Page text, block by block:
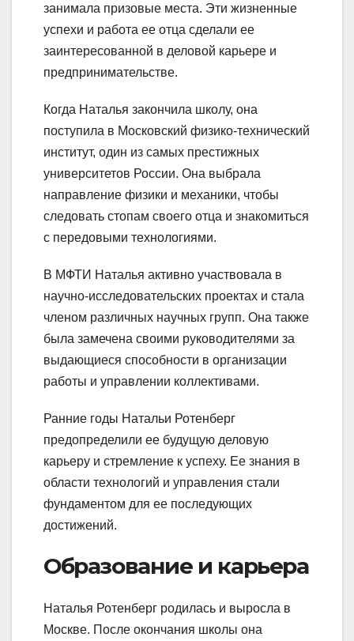
занимала призовые места. Эти жизненные
успехи и работа ее отца сделали ее
заинтересованной в деловой карьере и
предпринимательстве.
Когда Наталья закончила школу, она
поступила в Московский физико-технический
институт, один из самых престижных
университетов России. Она выбрала
направление физики и механики, чтобы
следовать стопам своего отца и знакомиться
с передовыми технологиями.
В МФТИ Наталья активно участвовала в
научно-исследовательских проектах и стала
членом различных научных групп. Она также
была замечена своими руководителями за
выдающиеся способности в организации
работы и управлении коллективами.
Ранние годы Натальи Ротенберг
предопределили ее будущую деловую
карьеру и стремление к успеху. Ее знания в
области технологий и управления стали
фундаментом для ее последующих
достижений.
Образование и карьера
Наталья Ротенберг родилась и выросла в
Москве. После окончания школы она